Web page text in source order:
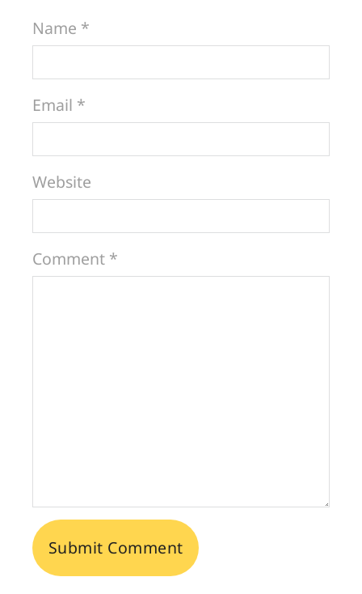
Name *
Email *
Website
Comment *